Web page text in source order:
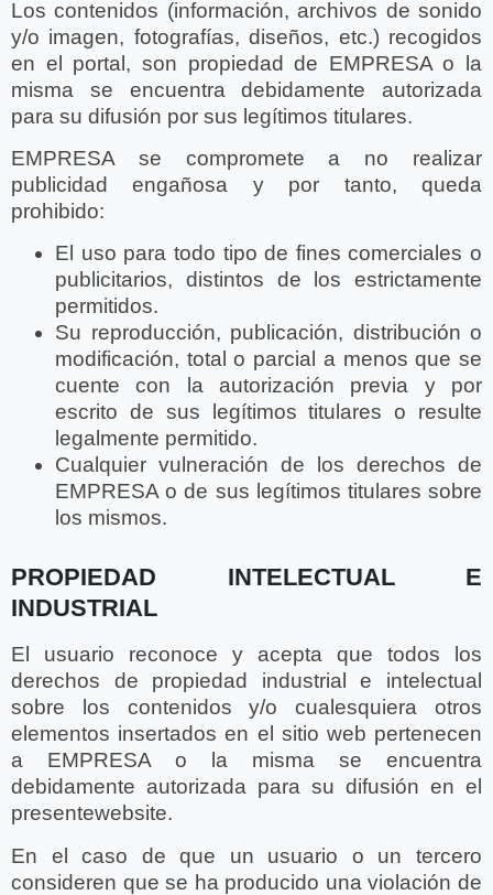
Los contenidos (información, archivos de sonido
y/o imagen, fotografías, diseños, etc.) recogidos
en el portal, son propiedad de EMPRESA o la
misma se encuentra debidamente autorizada
para su difusión por sus legítimos titulares.
EMPRESA se compromete a no realizar
publicidad engañosa y por tanto, queda
prohibido:
El uso para todo tipo de fines comerciales o
publicitarios, distintos de los estrictamente
permitidos.
Su reproducción, publicación, distribución o
modificación, total o parcial a menos que se
cuente con la autorización previa y por
escrito de sus legítimos titulares o resulte
legalmente permitido.
Cualquier vulneración de los derechos de
EMPRESA o de sus legítimos titulares sobre
los mismos.
PROPIEDAD INTELECTUAL E
INDUSTRIAL
El usuario reconoce y acepta que todos los
derechos de propiedad industrial e intelectual
sobre los contenidos y/o cualesquiera otros
elementos insertados en el sitio web pertenecen
a EMPRESA o la misma se encuentra
debidamente autorizada para su difusión en el
presentewebsite.
En el caso de que un usuario o un tercero
consideren que se ha producido una violación de